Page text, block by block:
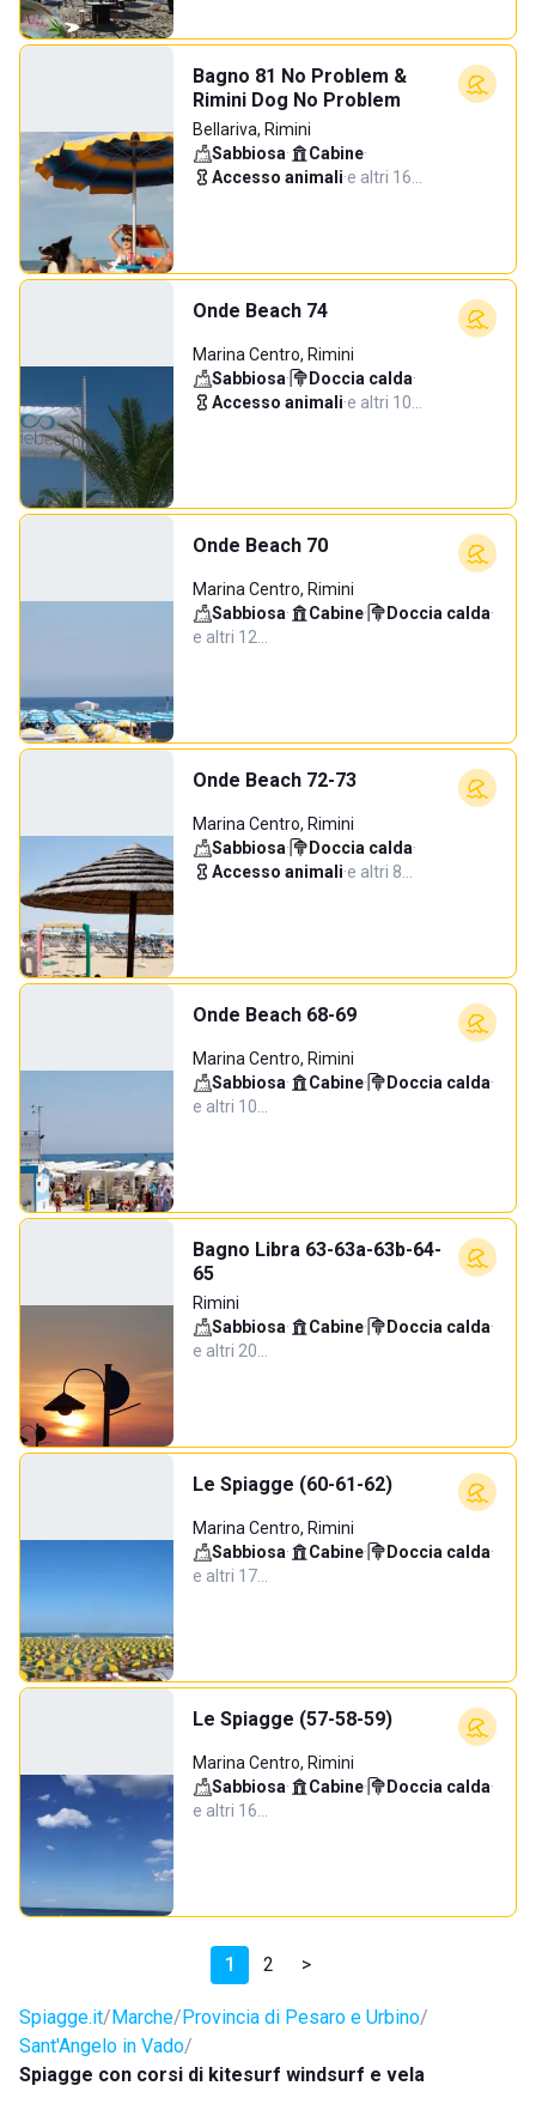
Bagno 81 No Problem &
Rimini Dog No Problem
Bellariva, Rimini
Sabbiosa· Cabine·
Accesso animali·e altri 16…
Onde Beach 74
Marina Centro, Rimini
Sabbiosa· Doccia calda·
Accesso animali·e altri 10…
Onde Beach 70
Marina Centro, Rimini
Sabbiosa· Cabine· Doccia calda·
e altri 12…
Onde Beach 72-73
Marina Centro, Rimini
Sabbiosa· Doccia calda·
Accesso animali·e altri 8…
Onde Beach 68-69
Marina Centro, Rimini
Sabbiosa· Cabine· Doccia calda·
e altri 10…
Bagno Libra 63-63a-63b-64-
65
Rimini
Sabbiosa· Cabine· Doccia calda·
e altri 20…
Le Spiagge (60-61-62)
Marina Centro, Rimini
Sabbiosa· Cabine· Doccia calda·
e altri 17…
Le Spiagge (57-58-59)
Marina Centro, Rimini
Sabbiosa· Cabine· Doccia calda·
e altri 16…
1 2 >
Spiagge.it Marche Provincia di Pesaro e Urbino
Sant'Angelo in Vado
Spiagge con corsi di kitesurf windsurf e vela